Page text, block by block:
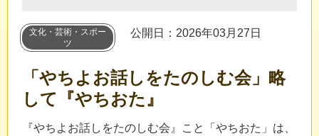
文化・芸術・スポー
ツ
公開日：2026年03月27日
「やちよお話しをたのしむ会」略
して『やちおた』
『やちよお話しをたのしむ会』こと「やちおた」は、